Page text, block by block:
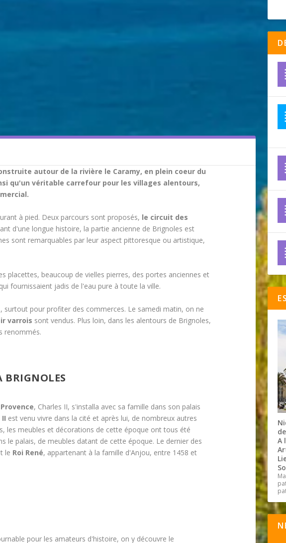
autour de la rivière le Caramy, en plein coeur du
qu'un véritable carrefour pour les villages alentours,
à pied. Deux parcours sont proposés, le circuit des
d'une longue histoire, la partie ancienne de Brignoles est
sont remarquables par leur aspect pittoresque ou artistique,
placettes, beaucoup de vielles pierres, des portes anciennes et
fournissaient jadis de l'eau pure à toute la ville.
surtout pour profiter des commerces. Le samedi matin, on ne
varrois sont vendus. Plus loin, dans les alentours de Brignoles,
renommés.
BRIGNOLES
, Charles II, s'installa avec sa famille dans son palais
est venu vivre dans la cité et après lui, de nombreux autres
les meubles et décorations de cette époque ont tous été
le palais, de meubles datant de cette époque. Le dernier des
le Roi René, appartenant à la famille d'Anjou, entre 1458 et
pour les amateurs d'histoire, on y découvre le
A